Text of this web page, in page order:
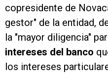
copresidente de
gestor" de la entidad,
la "mayor diligencia"
intereses del banco
los intereses